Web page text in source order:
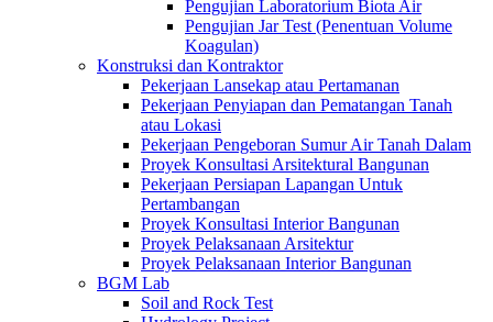
Pengujian Laboratorium Biota Air
Pengujian Jar Test (Penentuan Volume
Koagulan)
Konstruksi dan Kontraktor
Pekerjaan Lansekap atau Pertamanan
Pekerjaan Penyiapan dan Pematangan Tanah
atau Lokasi
Pekerjaan Pengeboran Sumur Air Tanah Dalam
Proyek Konsultasi Arsitektural Bangunan
Pekerjaan Persiapan Lapangan Untuk
Pertambangan
Proyek Konsultasi Interior Bangunan
Proyek Pelaksanaan Arsitektur
Proyek Pelaksanaan Interior Bangunan
BGM Lab
Soil and Rock Test